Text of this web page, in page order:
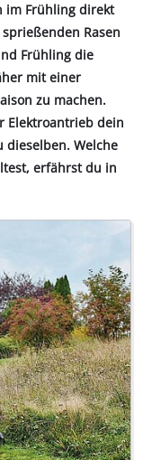
im Frühling direkt
Rasen
Frühling die
mit einer
zu machen.
Elektroantrieb dein
dieselben. Welche
erfährst du in